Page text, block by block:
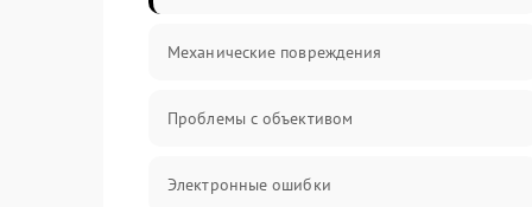
Механические повреждения
Проблемы с объективом
Электронные ошибки